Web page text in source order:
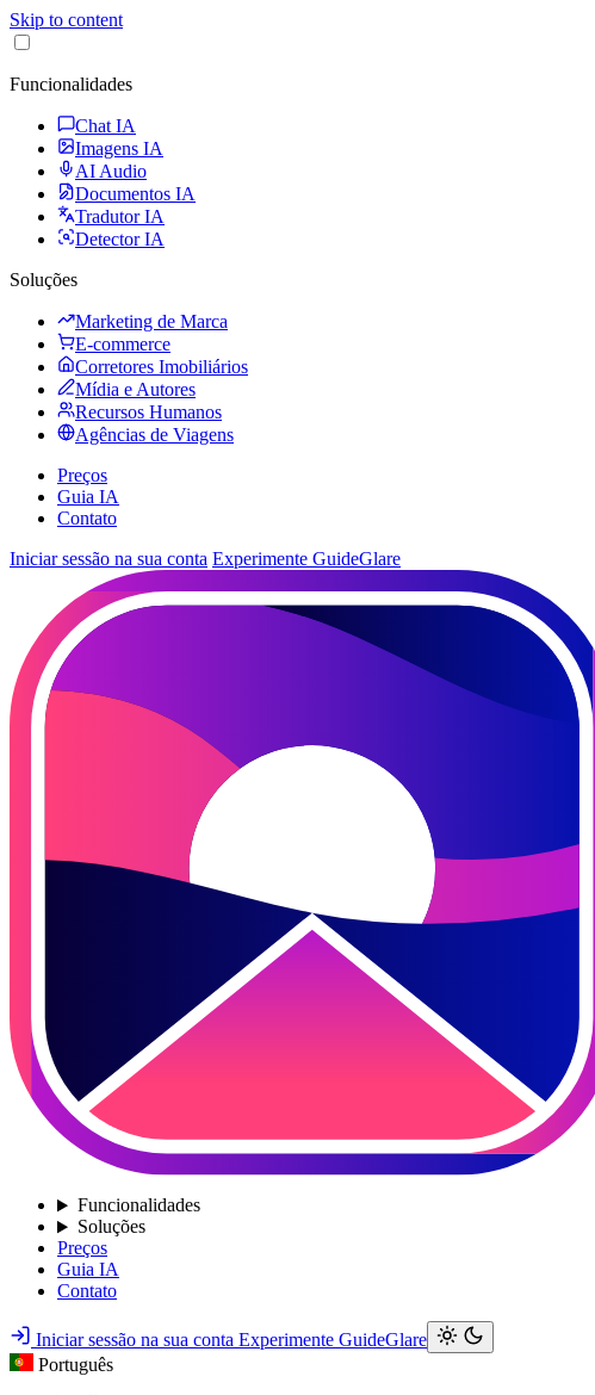
Skip to content
Funcionalidades
Chat IA
Imagens IA
AI Audio
Documentos IA
Tradutor IA
Detector IA
Soluções
Marketing de Marca
E-commerce
Corretores Imobiliários
Mídia e Autores
Recursos Humanos
Agências de Viagens
Preços
Guia IA
Contato
Iniciar sessão na sua conta Experimente GuideGlare
Funcionalidades
Soluções
Preços
Guia IA
Contato
Iniciar sessão na sua conta Experimente GuideGlare
Português